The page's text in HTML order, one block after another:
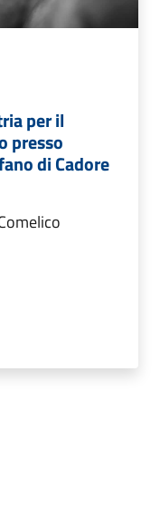
per il
presso
di Cadore